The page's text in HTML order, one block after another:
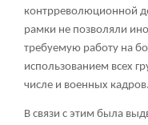
контрреволюционной
рамки не позволяли
требуемую работу на
использованием всех
числе и военных кадров.
В связи с этим была